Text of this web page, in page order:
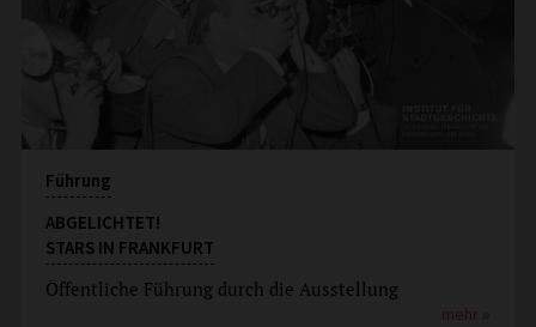
Führung
ABGELICHTET!
STARS IN FRANKFURT
Öffentliche Führung durch die Ausstellung
mehr